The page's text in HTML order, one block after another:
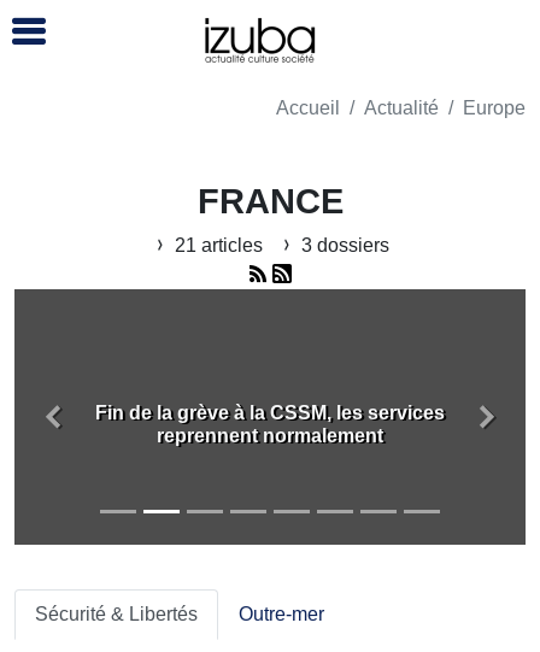
Accueil Actualité Europe
FRANCE
21 articles 3 dossiers
Fin de la grève à la CSSM, les services
reprennent normalement
Précédent
Sécurité & Libertés Outre-mer